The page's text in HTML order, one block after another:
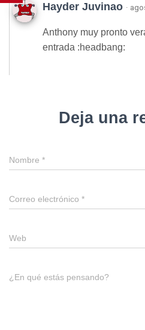
Hayder Juvinao ·
Anthony muy pronto
entrada :headbang:
Deja una
Nombre *
Correo electrónico *
Web
¿En qué estás pensando?